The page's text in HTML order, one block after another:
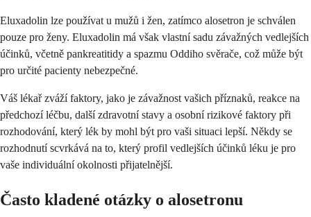
Eluxadolin lze používat u mužů i žen, zatímco alosetron je schválen
pouze pro ženy. Eluxadolin má však vlastní sadu závažných vedlejších
účinků, včetně pankreatitidy a spazmu Oddiho svěrače, což může být
pro určité pacienty nebezpečné.
Váš lékař zváží faktory, jako je závažnost vašich příznaků, reakce na
předchozí léčbu, další zdravotní stavy a osobní rizikové faktory při
rozhodování, který lék by mohl být pro vaši situaci lepší. Někdy se
rozhodnutí scvrkává na to, který profil vedlejších účinků léku je pro
vaše individuální okolnosti přijatelnější.
Často kladené otázky o alosetronu